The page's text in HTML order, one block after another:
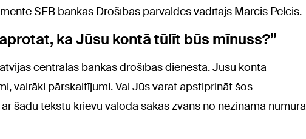
SEB bankas Drošības pārvaldes vadītājs Mārcis Pelcis.
ka Jūsu kontā tūlīt būs mīnuss?”
centrālās bankas drošības dienesta. Jūsu kontā
vairāki pārskaitījumi. Vai Jūs varat apstiprināt šos
šādu tekstu krievu valodā sākas zvans no nezināmā numura